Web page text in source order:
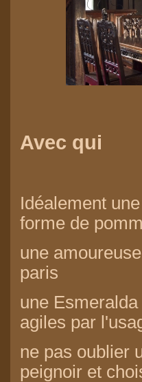
Avec qui
Idéalement
forme de
une
paris
une
agiles par
ne pas oublier
peignoir et